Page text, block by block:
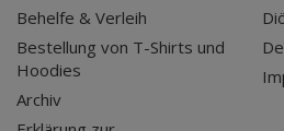
Behelfe & Verleih
Bestellung von T-Shirts und
Hoodies
Archiv